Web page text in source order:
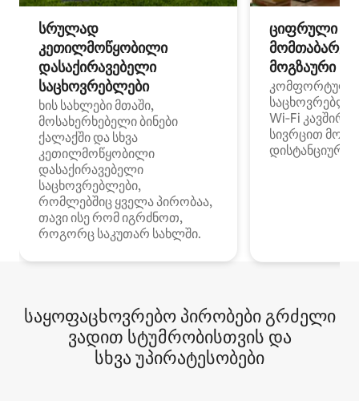
სრულად
კეთილმოწყობილი
დასაქირავებელი
საცხოვრებლები
ხის სახლები მთაში,
მოსახერხებელი ბინები
ქალაქში და სხვა
კეთილმოწყობილი
დასაქირავებელი
საცხოვრებლები,
რომლებშიც ყველა პირობაა,
თავი ისე რომ იგრძნოთ,
როგორც საკუთარ სახლში.
ციფრული
მოგზაური
კომფორტული
Wi‑Fi
სივრცით
დისტანციური
საყოფაცხოვრებო პირობები გრძელი
ვადით სტუმრობისთვის და
სხვა უპირატესობები